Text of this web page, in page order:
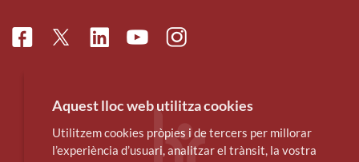
FacebookTwitterLinkedinYoutubeInstagram
Aquest lloc web utilitza cookies
Utilitzem cookies pròpies i de tercers per millorar
l’experiència d’usuari, analitzar el trànsit, la vostra